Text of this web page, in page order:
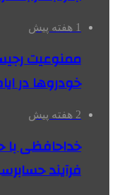
1 هفته پیش
ممنوعیت
خودروها در
2 هفته پیش
خداحافظی
فرآیند